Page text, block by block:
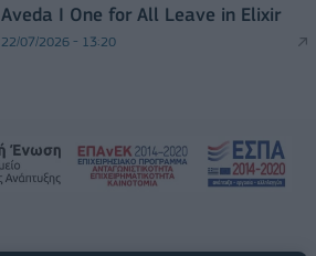
Aveda I One for All Leave in Elixir
22/07/2026 - 13:20